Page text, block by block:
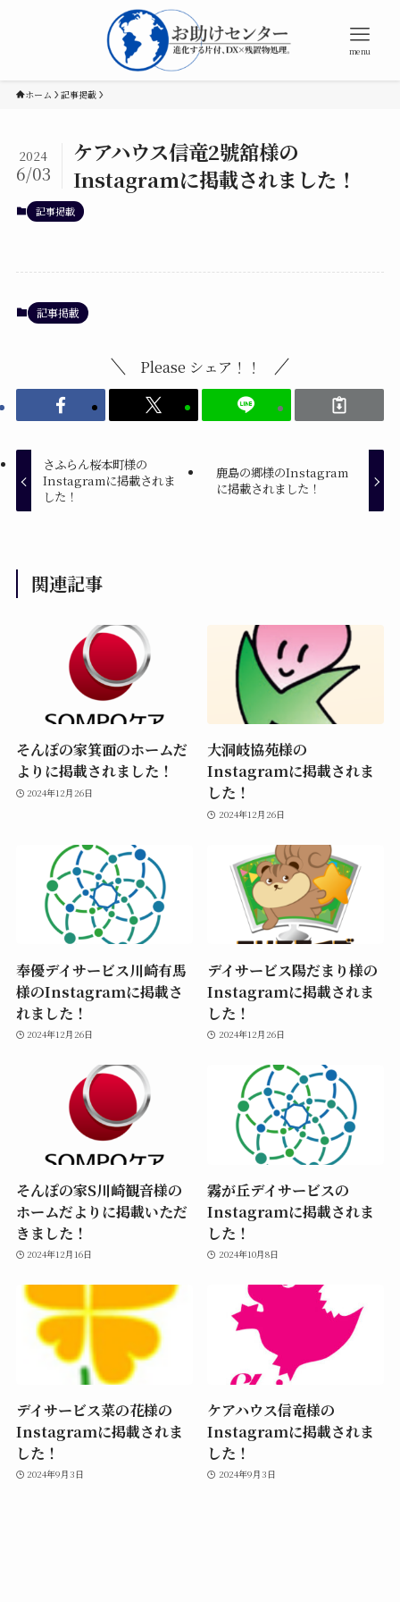
menu
ホーム 記事掲載
ケアハウス信竜2號舘様の
Instagramに掲載されました！
2024
6/03
記事掲載
記事掲載
Please シェア！！
さふらん桜本町様の
Instagramに掲載されま
した！
鹿島の郷様のInstagram
に掲載されました！
関連記事
そんぽの家箕面のホームだ
よりに掲載されました！
2024年12月26日
大洞岐協苑様の
Instagramに掲載されま
した！
2024年12月26日
奉優デイサービス川崎有馬
様のInstagramに掲載さ
れました！
2024年12月26日
デイサービス陽だまり様の
Instagramに掲載されま
した！
2024年12月26日
そんぽの家S川崎観音様の
ホームだよりに掲載いただ
きました！
2024年12月16日
霧が丘デイサービスの
Instagramに掲載されま
した！
2024年10月8日
デイサービス菜の花様の
Instagramに掲載されま
した！
2024年9月3日
ケアハウス信竜様の
Instagramに掲載されま
した！
2024年9月3日